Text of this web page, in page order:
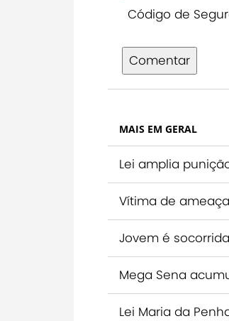
Código de
Comentar
MAIS EM GERAL
Lei amplia
Vítima de
Jovem é
Mega Sena
Lei Maria da